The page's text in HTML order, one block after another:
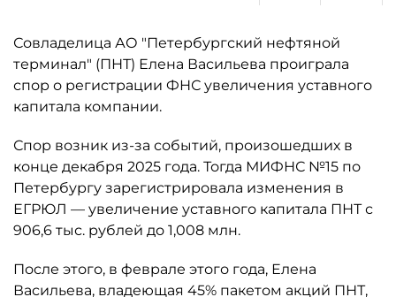
Совладелица АО "Петербургский нефтяной
терминал" (ПНТ) Елена Васильева проиграла
спор о регистрации ФНС увеличения уставного
капитала компании.
Спор возник из-за событий, произошедших в
конце декабря 2025 года. Тогда МИФНС №15 по
Петербургу зарегистрировала изменения в
ЕГРЮЛ — увеличение уставного капитала ПНТ с
906,6 тыс. рублей до 1,008 млн.
После этого, в феврале этого года, Елена
Васильева, владеющая 45% пакетом акций ПНТ,